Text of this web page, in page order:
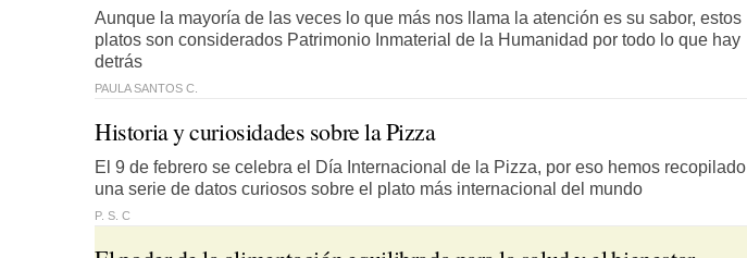
Aunque la mayoría de las veces lo que más nos llama la atención es su sabor, estos
platos son considerados Patrimonio Inmaterial de la Humanidad por todo lo que hay
detrás
PAULA SANTOS C.
Historia y curiosidades sobre la Pizza
El 9 de febrero se celebra el Día Internacional de la Pizza, por eso hemos recopilado
una serie de datos curiosos sobre el plato más internacional del mundo
P. S. C